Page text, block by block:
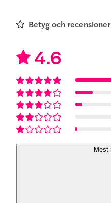
Betyg och recensioner
4.6
Mest